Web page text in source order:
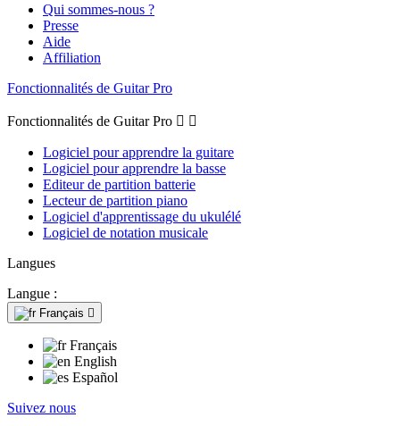
Qui sommes-nous ?
Presse
Aide
Affiliation
Fonctionnalités de Guitar Pro
Fonctionnalités de Guitar Pro  
Logiciel pour apprendre la guitare
Logiciel pour apprendre la basse
Editeur de partition batterie
Lecteur de partition piano
Logiciel d'apprentissage du ukulélé
Logiciel de notation musicale
Langues
Langue :
Français 
Français
English
Español
Suivez nous